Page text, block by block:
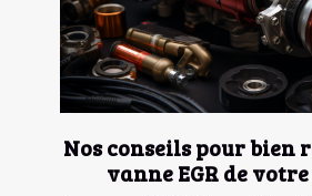
Nos conseils pour bien
vanne EGR de